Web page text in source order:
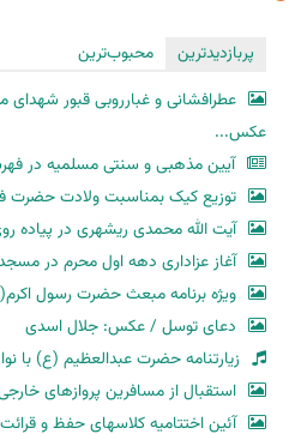
پربازدیدترین
محبوب‌ترین
عطرافشانی و غبارروبی قبور
عکس...
آیین مذهبی و سنتی مسلمیه در
توزیع کیک بمناسبت ولادت
آیت الله محمدی ریشهری در پیاده
آغاز عزاداری دهه اول محرم در
ویژه برنامه مبعث حضرت رسول
دعای توسل / عکس: جلال اسدی
زیارتنامه حضرت عبدالعظیم (ع) با
استقبال از مسافرین پروازهای
آئین اختتامیه کلاسهای حفظ و